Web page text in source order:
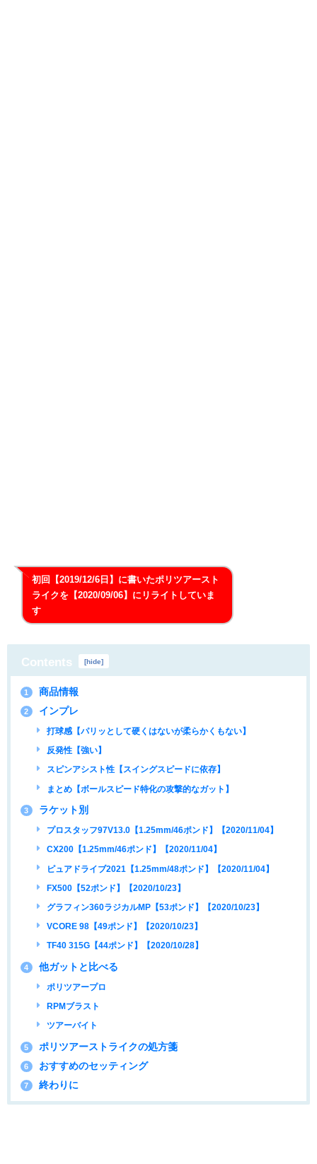
初回【2019/12/6日】に書いたポリツアースト
ライクを【2020/09/06】にリライトしていま
す
Contents [hide]
1 商品情報
2 インプレ
打球感【パリッとして硬くはないが柔らかくもない】
反発性【強い】
スピンアシスト性【スイングスピードに依存】
まとめ【ボールスピード特化の攻撃的なガット】
3 ラケット別
プロスタッフ97V13.0【1.25mm/46ポンド】【2020/11/04】
CX200【1.25mm/46ポンド】【2020/11/04】
ピュアドライブ2021【1.25mm/48ポンド】【2020/11/04】
FX500【52ポンド】【2020/10/23】
グラフィン360ラジカルMP【53ポンド】【2020/10/23】
VCORE 98【49ポンド】【2020/10/23】
TF40 315G【44ポンド】【2020/10/28】
4 他ガットと比べる
ポリツアープロ
RPMブラスト
ツアーバイト
5 ポリツアーストライクの処方箋
6 おすすめのセッティング
7 終わりに